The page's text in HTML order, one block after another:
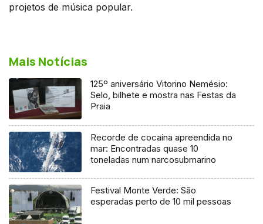
projetos de música popular.
Mais Notícias
125º aniversário Vitorino Nemésio:
Selo, bilhete e mostra nas Festas da
Praia
Recorde de cocaína apreendida no
mar: Encontradas quase 10
toneladas num narcosubmarino
Festival Monte Verde: São
esperadas perto de 10 mil pessoas